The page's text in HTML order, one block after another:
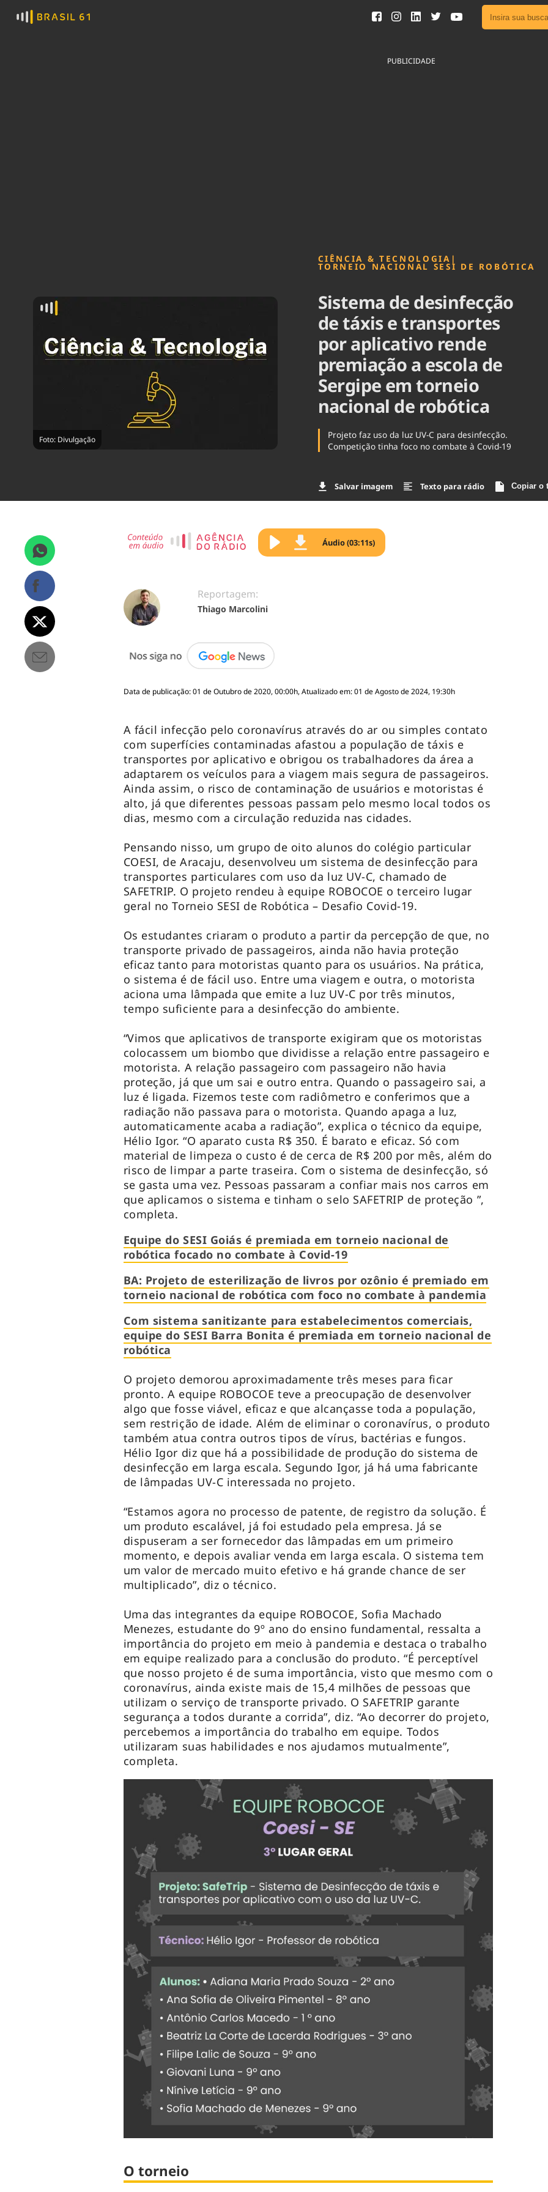
Ver
Brasil
Brasil
PUBLICIDADE
Foto: Divulgação
CIÊNCIA & TECNOLOGIA |
TORNEIO NACIONAL SESI DE ROBÓTICA
Sistema de desinfecção
de táxis e transportes
por aplicativo rende
premiação a escola de
Sergipe em torneio
nacional de robótica
Projeto faz uso da luz UV-C para desinfecção.
Competição tinha foco no combate à Covid-19
Salvar imagem Texto para rádio Copiar o
Áudio (03:11s)
Reportagem:
Thiago Marcolini
Data de publicação: 01 de Outubro de 2020, 00:00h, Atualizado em: 01 de Agosto de 2024, 19:30h
A fácil infecção pelo coronavírus através do ar ou simples contato
com superfícies contaminadas afastou a população de táxis e
transportes por aplicativo e obrigou os trabalhadores da área a
adaptarem os veículos para a viagem mais segura de passageiros.
Ainda assim, o risco de contaminação de usuários e motoristas é
alto, já que diferentes pessoas passam pelo mesmo local todos os
dias, mesmo com a circulação reduzida nas cidades.
Pensando nisso, um grupo de oito alunos do colégio particular
COESI, de Aracaju, desenvolveu um sistema de desinfecção para
transportes particulares com uso da luz UV-C, chamado de
SAFETRIP. O projeto rendeu à equipe ROBOCOE o terceiro lugar
geral no Torneio SESI de Robótica – Desafio Covid-19.
Os estudantes criaram o produto a partir da percepção de que, no
transporte privado de passageiros, ainda não havia proteção
eficaz tanto para motoristas quanto para os usuários. Na prática,
o sistema é de fácil uso. Entre uma viagem e outra, o motorista
aciona uma lâmpada que emite a luz UV-C por três minutos,
tempo suficiente para a desinfecção do ambiente.
“Vimos que aplicativos de transporte exigiram que os motoristas
colocassem um biombo que dividisse a relação entre passageiro e
motorista. A relação passageiro com passageiro não havia
proteção, já que um sai e outro entra. Quando o passageiro sai, a
luz é ligada. Fizemos teste com radiômetro e conferimos que a
radiação não passava para o motorista. Quando apaga a luz,
automaticamente acaba a radiação”, explica o técnico da equipe,
Hélio Igor. “O aparato custa R$ 350. É barato e eficaz. Só com
material de limpeza o custo é de cerca de R$ 200 por mês, além do
risco de limpar a parte traseira. Com o sistema de desinfecção, só
se gasta uma vez. Pessoas passaram a confiar mais nos carros em
que aplicamos o sistema e tinham o selo SAFETRIP de proteção ”,
completa.
Equipe do SESI Goiás é premiada em torneio nacional de
robótica focado no combate à Covid-19
BA: Projeto de esterilização de livros por ozônio é premiado em
torneio nacional de robótica com foco no combate à pandemia
Com sistema sanitizante para estabelecimentos comerciais,
equipe do SESI Barra Bonita é premiada em torneio nacional de
robótica
O projeto demorou aproximadamente três meses para ficar
pronto. A equipe ROBOCOE teve a preocupação de desenvolver
algo que fosse viável, eficaz e que alcançasse toda a população,
sem restrição de idade. Além de eliminar o coronavírus, o produto
também atua contra outros tipos de vírus, bactérias e fungos.
Hélio Igor diz que há a possibilidade de produção do sistema de
desinfecção em larga escala. Segundo Igor, já há uma fabricante
de lâmpadas UV-C interessada no projeto.
“Estamos agora no processo de patente, de registro da solução. É
um produto escalável, já foi estudado pela empresa. Já se
dispuseram a ser fornecedor das lâmpadas em um primeiro
momento, e depois avaliar venda em larga escala. O sistema tem
um valor de mercado muito efetivo e há grande chance de ser
multiplicado”, diz o técnico.
Uma das integrantes da equipe ROBOCOE, Sofia Machado
Menezes, estudante do 9º ano do ensino fundamental, ressalta a
importância do projeto em meio à pandemia e destaca o trabalho
em equipe realizado para a conclusão do produto. “É perceptível
que nosso projeto é de suma importância, visto que mesmo com o
coronavírus, ainda existe mais de 15,4 milhões de pessoas que
utilizam o serviço de transporte privado. O SAFETRIP garante
segurança a todos durante a corrida”, diz. “Ao decorrer do projeto,
percebemos a importância do trabalho em equipe. Todos
utilizaram suas habilidades e nos ajudamos mutualmente”,
completa.
O torneio